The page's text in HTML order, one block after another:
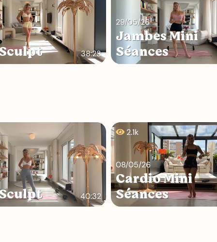
38:23
29/05/26
Jambes Mini
Séances
40:32
08/05/26
Cardio Mini
Séances
2.1k